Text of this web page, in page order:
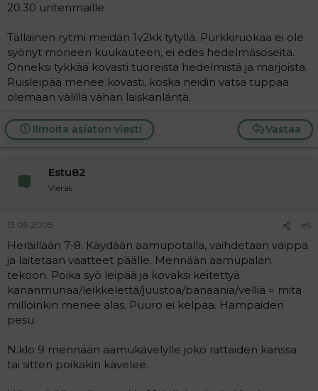
20.30 untenmaille
Tällainen rytmi meidän 1v2kk tytyllä. Purkkiruokaa ei ole
syönyt moneen kuukauteen, ei edes hedelmäsoseita.
Onneksi tykkää kovasti tuoreista hedelmistä ja marjoista.
Ruisleipää menee kovasti, koska neidin vatsa tuppaa
olemaan välillä vähän laiskanläntä.
Vastaa
Ilmoita asiaton viesti
Estu82
Vieras
13.09.2005 #5
Heräillään 7-8. Käydään aamupotalla, vaihdetaan vaippa
ja laitetaan vaatteet päälle. Mennään aamupalan
tekoon. Poika syö leipää ja kovaksi keitettyä
kananmunaa/leikkelettä/juustoa/banaania/velliä = mitä
milloinkin menee alas. Puuro ei kelpaa. Hampaiden
pesu.
N.klo 9 mennään aamukävelylle joko rattaiden kanssa
tai sitten poikakin kävelee.